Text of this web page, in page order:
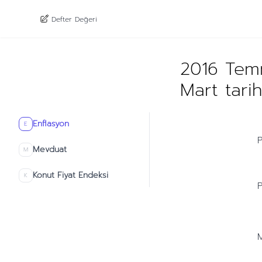
E Enflasyon
M Mevduat
K Konut Fiyat Endeksi
Defter Değeri
2016
Mart